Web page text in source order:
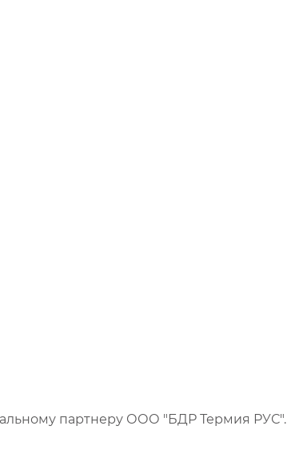
партнеру ООО "БДР Термия РУС".